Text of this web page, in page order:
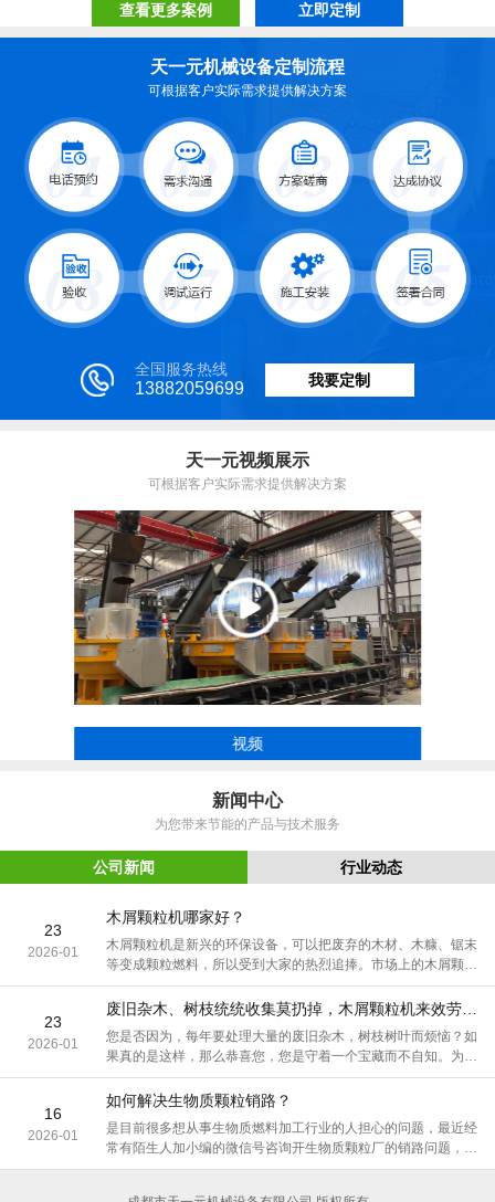
查看更多案例 立即定制
天一元机械设备定制流程
可根据客户实际需求提供解决方案
全国服务热线
13882059699 我要定制
天一元视频展示
可根据客户实际需求提供解决方案
视频
新闻中心
为您带来节能的产品与技术服务
公司新闻 行业动态
23
2026-01
木屑颗粒机哪家好？
木屑颗粒机是新兴的环保设备，可以把废弃的木材、木糠、锯末
等变成颗粒燃料，所以受到大家的热烈追捧。市场上的木屑颗粒
机品牌众多，生产厂家更是层出不穷
23
2026-01
废旧杂木、树枝统统收集莫扔掉，木屑颗粒机来效劳，轻松变废为宝
您是否因为，每年要处理大量的废旧杂木，树枝树叶而烦恼？如
果真的是这样，那么恭喜您，您是守着一个宝藏而不自知。为什
么要这么说呢？看了本文，您自明了。
16
2026-01
如何解决生物质颗粒销路？
是目前很多想从事生物质燃料加工行业的人担心的问题，最近经
常有陌生人加小编的微信号咨询开生物质颗粒厂的销路问题，其
实怎么解决销路问题也是大部分已经正在经营的生物质颗粒厂所